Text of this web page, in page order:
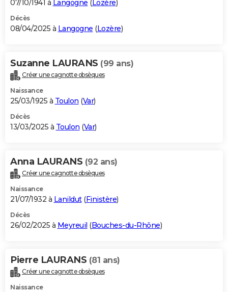
07/10/1941 à Langogne ( Lozère)
Décès
08/04/2025 à Langogne (Lozère)
Suzanne LAURANS (99 ans)
Créer une cagnotte obsèques
Naissance
25/03/1925 à Toulon (Var)
Décès
13/03/2025 à Toulon (Var)
Anna LAURANS (92 ans)
Créer une cagnotte obsèques
Naissance
21/07/1932 à Lanildut(Finistère)
Décès
26/02/2025 à Meyreuil (Bouches-du-Rhône)
Pierre LAURANS (81 ans)
Créer une cagnotte obsèques
Naissance